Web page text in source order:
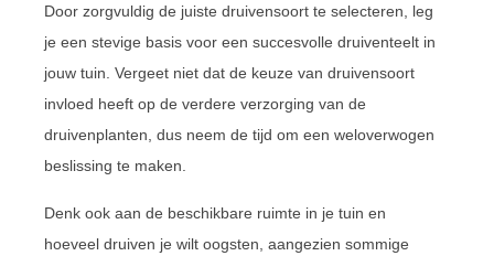
Door zorgvuldig de juiste druivensoort te selecteren, leg
je een stevige basis voor een succesvolle druiventeelt in
jouw tuin. Vergeet niet dat de keuze van druivensoort
invloed heeft op de verdere verzorging van de
druivenplanten, dus neem de tijd om een weloverwogen
beslissing te maken.
Denk ook aan de beschikbare ruimte in je tuin en
hoeveel druiven je wilt oogsten, aangezien sommige